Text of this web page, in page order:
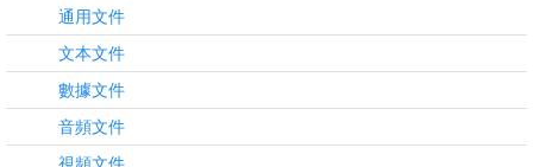
通用文件
文本文件
數據文件
音頻文件